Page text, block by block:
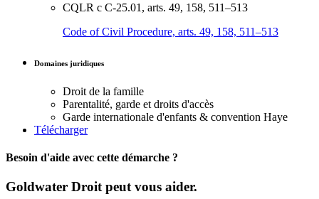
CQLR c C-25.01, arts. 49, 158, 511–513
Code of Civil Procedure, arts. 49, 158, 511–513
Domaines juridiques
Droit de la famille
Parentalité, garde et droits d'accès
Garde internationale d'enfants & convention Haye
Télécharger
Besoin d'aide avec cette démarche ?
Goldwater Droit peut vous aider.